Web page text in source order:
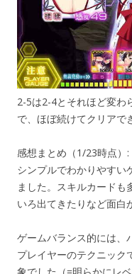
2-5は2-4とそれほど変わ
で、ほぼ続けてクリアで
感想まとめ（1/23時点）:
シンプルでわかりやすい
ました。スキルカードも
いろ出てきたりなど面白
ゲームバランス的には、
プレイヤーのテクニック